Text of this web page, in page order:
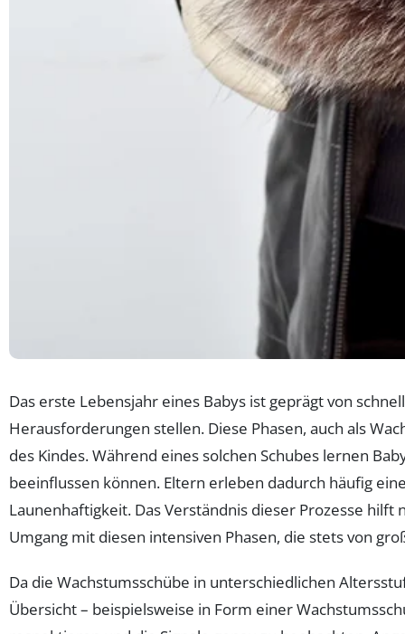
Das erste Lebensjahr eines Babys ist geprägt von
Herausforderungen stellen. Diese Phasen, auch als
des Kindes. Während eines solchen Schubes lernen
beeinflussen können. Eltern erleben dadurch häufig
Launenhaftigkeit. Das Verständnis dieser Prozesse
Umgang mit diesen intensiven Phasen, die stets von
Da die Wachstumsschübe in unterschiedlichen
Übersicht – beispielsweise in Form einer